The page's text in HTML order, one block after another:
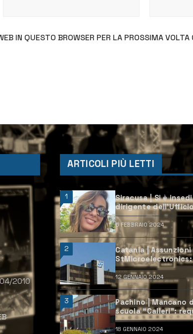
IN QUESTO BROWSER PER LA PROSSIMA VOLTA
2010
ARTICOLI PIÙ LETTI
1
Siracusa | Si è
dirigente
6 FEBBRAIO 2024
2
Catania |
aperte e come
12 GENNAIO 2024
3
Pachino | Mancano
scuola “Calleri”:
candidarsi
18 GENNAIO 2024